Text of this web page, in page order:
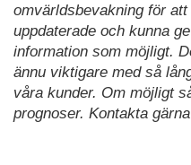
omvärldsbevakning för
uppdaterade och kunna
information som möjligt.
ännu viktigare med så
våra kunder. Om möjligt
prognoser. Kontakta